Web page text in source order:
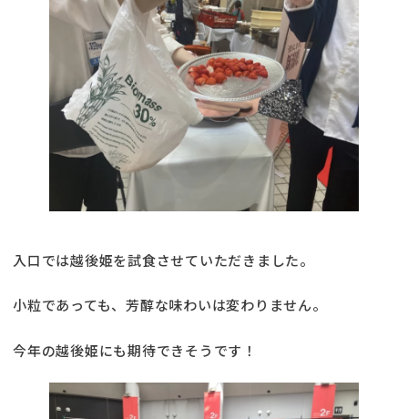
入口では越後姫を試食させていただきました。
小粒であっても、芳醇な味わいは変わりません。
今年の越後姫にも期待できそうです！